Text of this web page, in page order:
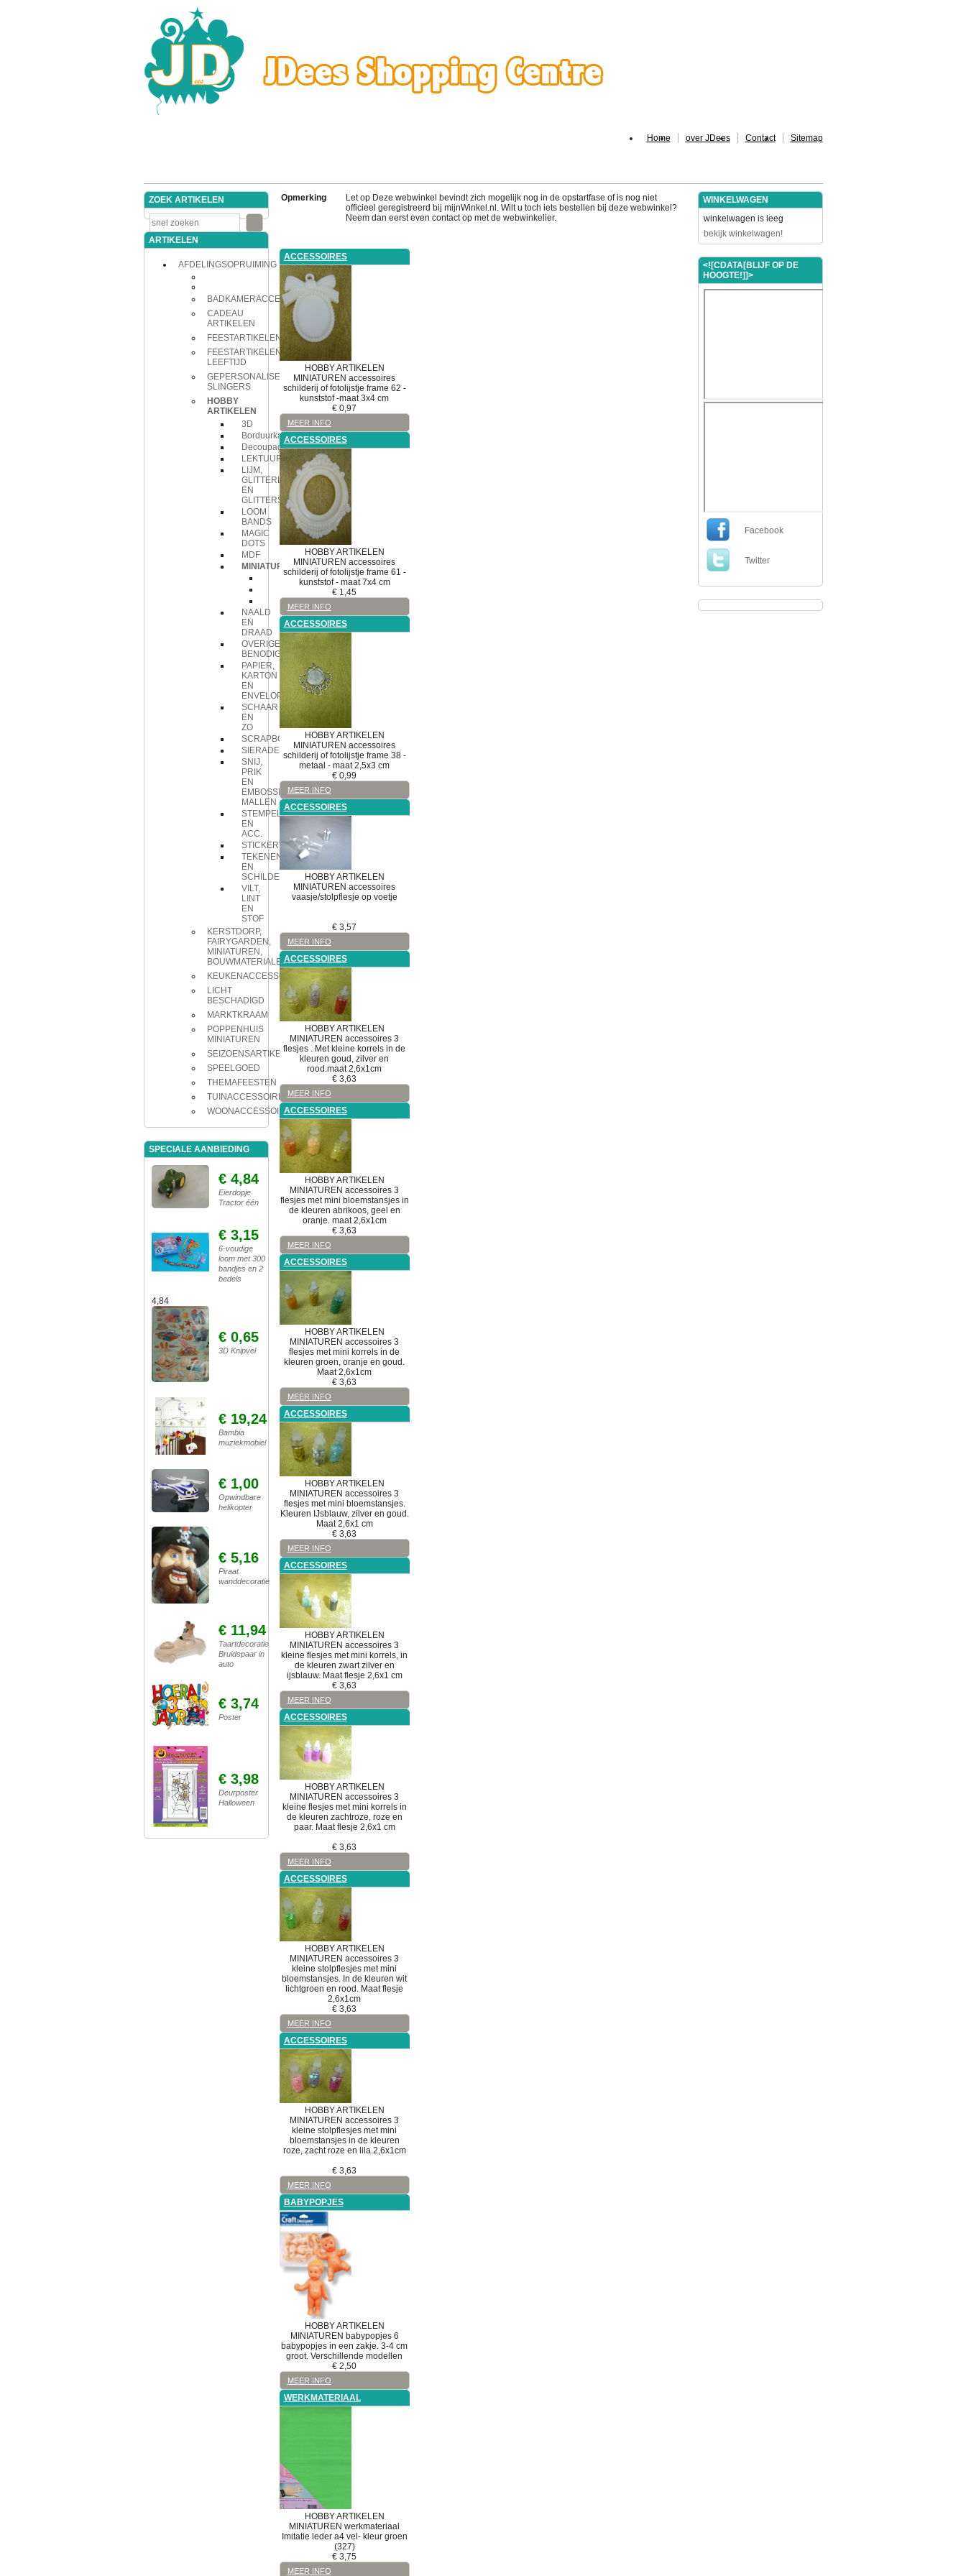
Home over JDees Contact Sitemap
ZOEK ARTIKELEN
ARTIKELEN
AFDELINGSOPRUIMING
BADKAMERACCESSOIRES
CADEAU
ARTIKELEN
FEESTARTIKELEN
FEESTARTIKELEN
LEEFTIJD
GEPERSONALISEERDE
SLINGERS
HOBBY
ARTIKELEN
3D
Borduurkaarten
Decoupage
LEKTUUR
LIJM,
GLITTERLIJM
EN
GLITTERS
LOOM
BANDS
MAGIC
DOTS
MDF
MINIATUREN
accessoires
werkmateriaal
NAALD
EN
DRAAD
OVERIGE
BENODIGDHEDEN
PAPIER,
KARTON
EN
ENVELOPPEN
SCHAAR
EN
ZO
SCRAPBOOK
SIERADEN
SNIJ,
PRIK
EN
EMBOSSING
MALLEN
STEMPELS
EN
ACC.
STICKERVELLEN
TEKENEN
EN
SCHILDEREN
VILT,
LINT
EN
STOF
KERSTDORP,
FAIRYGARDEN,
MINIATUREN,
BOUWMATERIALEN
KEUKENACCESSOIRES
LICHT
BESCHADIGD
MARKTKRAAM
POPPENHUIS
MINIATUREN
SEIZOENSARTIKELEN
SPEELGOED
THEMAFEESTEN
TUINACCESSOIRES
WOONACCESSOIRES
SPECIALE AANBIEDING
€ 4,84
Eierdopje
Tractor één
€ 3,15
6-voudige
loom met 300
bandjes en 2
bedels
4,84
€ 0,65
3D Knipvel
€ 19,24
Bambia
muziekmobiel
€ 1,00
Opwindbare
helikopter
€ 5,16
Piraat
wanddecoratie
€ 11,94
Taartdecoratie
Bruidspaar in
auto
€ 3,74
Poster
€ 3,98
Deurposter
Halloween
Opmerking
Let op Deze webwinkel bevindt zich mogelijk nog in de opstartfase of is nog niet
officieel geregistreerd bij mijnWinkel.nl. Wilt u toch iets bestellen bij deze webwinkel?
Neem dan eerst even contact op met de webwinkelier.
ACCESSOIRES
HOBBY ARTIKELEN
MINIATUREN accessoires
schilderij of fotolijstje frame 62 -
kunststof -maat 3x4 cm
€0,97
MEER INFO
ACCESSOIRES
HOBBY ARTIKELEN
MINIATUREN accessoires
schilderij of fotolijstje frame 61 -
kunststof - maat 7x4 cm
€ 1,45
MEER INFO
ACCESSOIRES
HOBBY ARTIKELEN
MINIATUREN accessoires
schilderij of fotolijstje frame 38 -
metaal - maat 2,5x3 cm
€0,99
MEER INFO
ACCESSOIRES
HOBBY ARTIKELEN
MINIATUREN accessoires
vaasje/stolpflesje op voetje
€3,57
MEER INFO
ACCESSOIRES
HOBBY ARTIKELEN
MINIATUREN accessoires 3
flesjes . Met kleine korrels in de
kleuren goud, zilver en
rood.maat 2,6x1cm
€3,63
MEER INFO
ACCESSOIRES
HOBBY ARTIKELEN
MINIATUREN accessoires 3
flesjes met mini bloemstansjes in
de kleuren abrikoos, geel en
oranje. maat 2,6x1cm
€3,63
MEER INFO
ACCESSOIRES
HOBBY ARTIKELEN
MINIATUREN accessoires 3
flesjes met mini korrels in de
kleuren groen, oranje en goud.
Maat 2,6x1cm
€3,63
MEER INFO
ACCESSOIRES
HOBBY ARTIKELEN
MINIATUREN accessoires 3
flesjes met mini bloemstansjes.
Kleuren IJsblauw, zilver en goud.
Maat 2,6x1 cm
€3,63
MEER INFO
ACCESSOIRES
HOBBY ARTIKELEN
MINIATUREN accessoires 3
kleine flesjes met mini korrels, in
de kleuren zwart zilver en
ijsblauw. Maat flesje 2,6x1 cm
€3,63
MEER INFO
ACCESSOIRES
HOBBY ARTIKELEN
MINIATUREN accessoires 3
kleine flesjes met mini korrels in
de kleuren zachtroze, roze en
paar. Maat flesje 2,6x1 cm
€3,63
MEER INFO
ACCESSOIRES
HOBBY ARTIKELEN
MINIATUREN accessoires 3
kleine stolpflesjes met mini
bloemstansjes. In de kleuren wit
lichtgroen en rood. Maat flesje
2,6x1cm
€3,63
MEER INFO
ACCESSOIRES
HOBBY ARTIKELEN
MINIATUREN accessoires 3
kleine stolpflesjes met mini
bloemstansjes in de kleuren
roze, zacht roze en lila.2,6x1cm
€3,63
MEER INFO
BABYPOPJES
HOBBY ARTIKELEN
MINIATUREN babypopjes 6
babypopjes in een zakje. 3-4 cm
groot. Verschillende modellen
€2,50
MEER INFO
WERKMATERIAAL
HOBBY ARTIKELEN
MINIATUREN werkmateriaal
Imitatie leder a4 vel- kleur groen
(327)
€3,75
MEER INFO
WINKELWAGEN
winkelwagen is leeg
bekijk winkelwagen!
<![CDATA[BLIJF OP DE
HOOGTE!]]>
Facebook
Twitter